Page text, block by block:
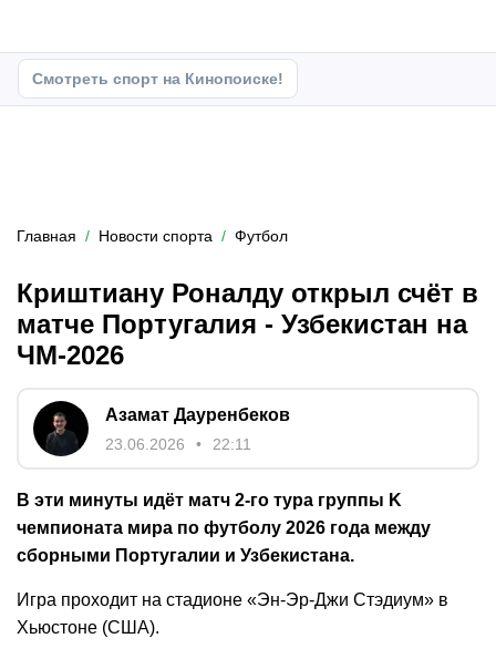
Смотреть спорт на Кинопоиске!
Главная Новости спорта Футбол
Криштиану Роналду открыл счёт в
матче Португалия - Узбекистан на
ЧМ-2026
Азамат Дауренбеков
23.06.2026 22:11
В эти минуты идёт матч 2-го тура группы K
чемпионата мира по футболу 2026 года между
сборными Португалии и Узбекистана.
Игра проходит на стадионе «Эн-Эр-Джи Стэдиум» в
Хьюстоне (США).